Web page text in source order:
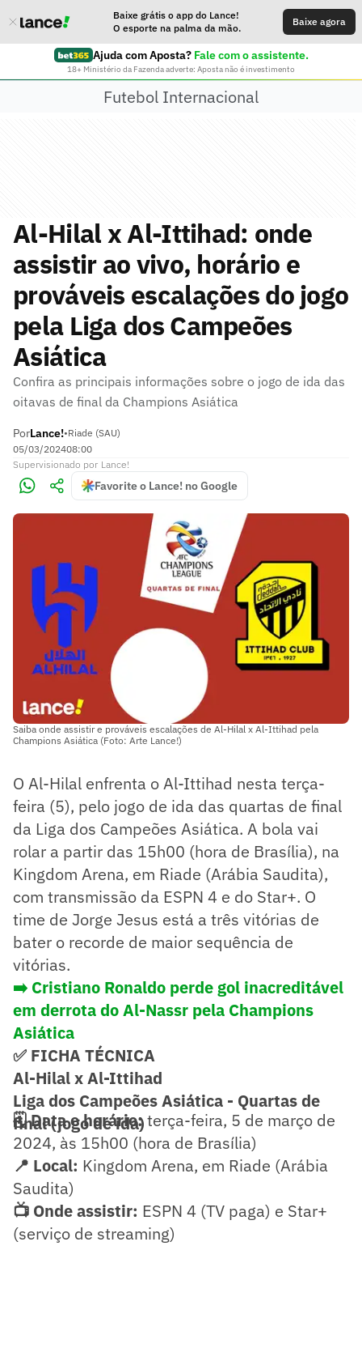
Baixe grátis o app do Lance!
O esporte na palma da mão.
Baixe agora
Ajuda com Aposta? Fale com o assistente.
18+ Ministério da Fazenda adverte: Aposta não é investimento
Futebol Internacional
Al-Hilal x Al-Ittihad: onde
assistir ao vivo, horário e
prováveis escalações do jogo
pela Liga dos Campeões
Asiática
Confira as principais informações sobre o jogo de ida das
oitavas de final da Champions Asiática
PorLance!•Riade (SAU)
05/03/202408:00
Supervisionado por Lance!
Favorite o Lance! no Google
Saiba onde assistir e prováveis escalações de Al-Hilal x Al-Ittihad pela
Champions Asiática (Foto: Arte Lance!)
O Al-Hilal enfrenta o Al-Ittihad nesta terça-
feira (5), pelo jogo de ida das quartas de final
da Liga dos Campeões Asiática. A bola vai
rolar a partir das 15h00 (hora de Brasília), na
Kingdom Arena, em Riade (Arábia Saudita),
com transmissão da ESPN 4 e do Star+. O
time de Jorge Jesus está a três vitórias de
bater o recorde de maior sequência de
vitórias.
➡️ Cristiano Ronaldo perde gol inacreditável
em derrota do Al-Nassr pela Champions
Asiática
✅ FICHA TÉCNICA
Al-Hilal x Al-Ittihad
Liga dos Campeões Asiática - Quartas de
final (jogo de ida)
🗓️ Data e horário:terça-feira, 5 de março de
2024, às 15h00 (hora de Brasília)
📍 Local: Kingdom Arena, em Riade (Arábia
Saudita)
📺 Onde assistir: ESPN 4 (TV paga) e Star+
(serviço de streaming)